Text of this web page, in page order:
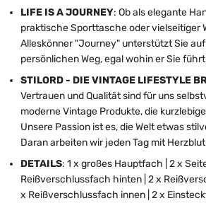
LIFE IS A JOURNEY: Ob als elegante
praktische Sporttasche oder vielseitiger
Alleskönner "Journey" unterstützt Sie
persönlichen Weg, egal wohin er Sie
STILORD - DIE VINTAGE LIFESTYLE
Vertrauen und Qualität sind für uns
moderne Vintage Produkte, die
Unsere Passion ist es, die Welt etwas
Daran arbeiten wir jeden Tag mit
DETAILS: 1 x großes Hauptfach | 2 x
Reißverschlussfach hinten | 2 x
x Reißverschlussfach innen | 2 x